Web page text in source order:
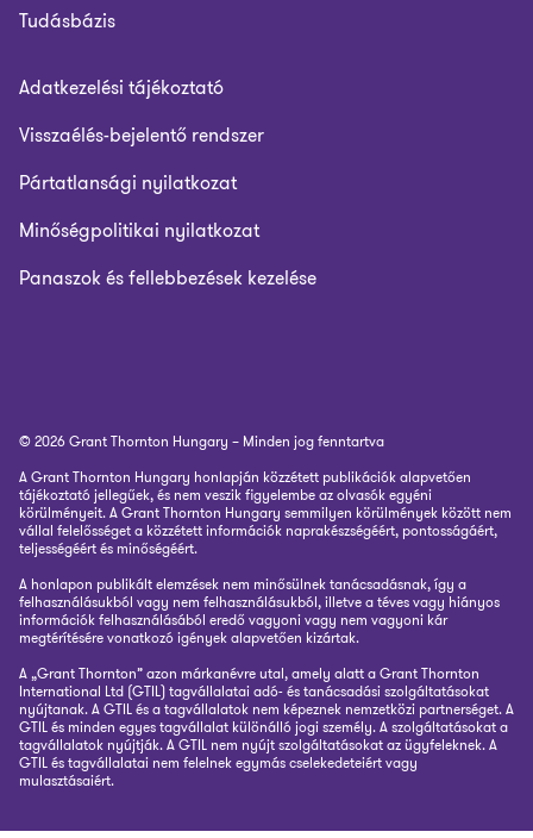
Tudásbázis
Adatkezelési tájékoztató
Visszaélés-bejelentő rendszer
Pártatlansági nyilatkozat
Minőségpolitikai nyilatkozat
Panaszok és fellebbezések kezelése
© 2026 Grant Thornton Hungary – Minden jog fenntartva
A Grant Thornton Hungary honlapján közzétett publikációk alapvetően
tájékoztató jellegűek, és nem veszik figyelembe az olvasók egyéni
körülményeit. A Grant Thornton Hungary semmilyen körülmények között nem
vállal felelősséget a közzétett információk naprakészségéért, pontosságáért,
teljességéért és minőségéért.
A honlapon publikált elemzések nem minősülnek tanácsadásnak, így a
felhasználásukból vagy nem felhasználásukból, illetve a téves vagy hiányos
információk felhasználásából eredő vagyoni vagy nem vagyoni kár
megtérítésére vonatkozó igények alapvetően kizártak.
A „Grant Thornton” azon márkanévre utal, amely alatt a Grant Thornton
International Ltd (GTIL) tagvállalatai adó- és tanácsadási szolgáltatásokat
nyújtanak. A GTIL és a tagvállalatok nem képeznek nemzetközi partnerséget. A
GTIL és minden egyes tagvállalat különálló jogi személy. A szolgáltatásokat a
tagvállalatok nyújtják. A GTIL nem nyújt szolgáltatásokat az ügyfeleknek. A
GTIL és tagvállalatai nem felelnek egymás cselekedeteiért vagy
mulasztásaiért.